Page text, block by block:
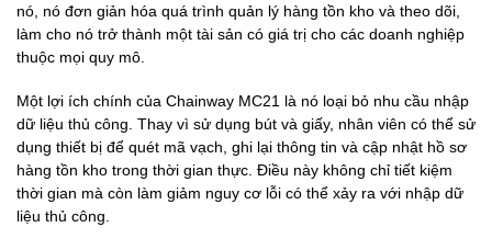
nó, nó đơn giản hóa quá trình quản lý hàng tồn kho và theo dõi,
làm cho nó trở thành một tài sản có giá trị cho các doanh nghiệp
thuộc mọi quy mô.
Một lợi ích chính của Chainway MC21 là nó loại bỏ nhu cầu nhập
dữ liệu thủ công. Thay vì sử dụng bút và giấy, nhân viên có thể sử
dụng thiết bị để quét mã vạch, ghi lại thông tin và cập nhật hồ sơ
hàng tồn kho trong thời gian thực. Điều này không chỉ tiết kiệm
thời gian mà còn làm giảm nguy cơ lỗi có thể xảy ra với nhập dữ
liệu thủ công.